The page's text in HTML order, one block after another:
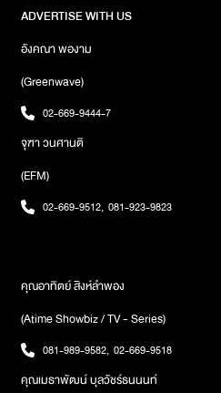
ความคิวต์ให้สมาชิกสี่ขาที่บ้าน ลองแว
PRYNWAN Flagship Store โครง
เปิดปิด : เปิดทุกวัน เวลา
ADVERTISE WITH US
อังคณา พองาม
(Greenwave)
02-669-9444-7
จุฑา วนศานติ
(EFM)
02-669-9512, 081-923-9823
คุณอาทิตย์ สิงห์ลำพอง
(Atime Showbiz / TV - Series)
081-989-9582, 02-669-9518
คุณเมธาพัฒน์ บุลวัชร์ธนนนท์